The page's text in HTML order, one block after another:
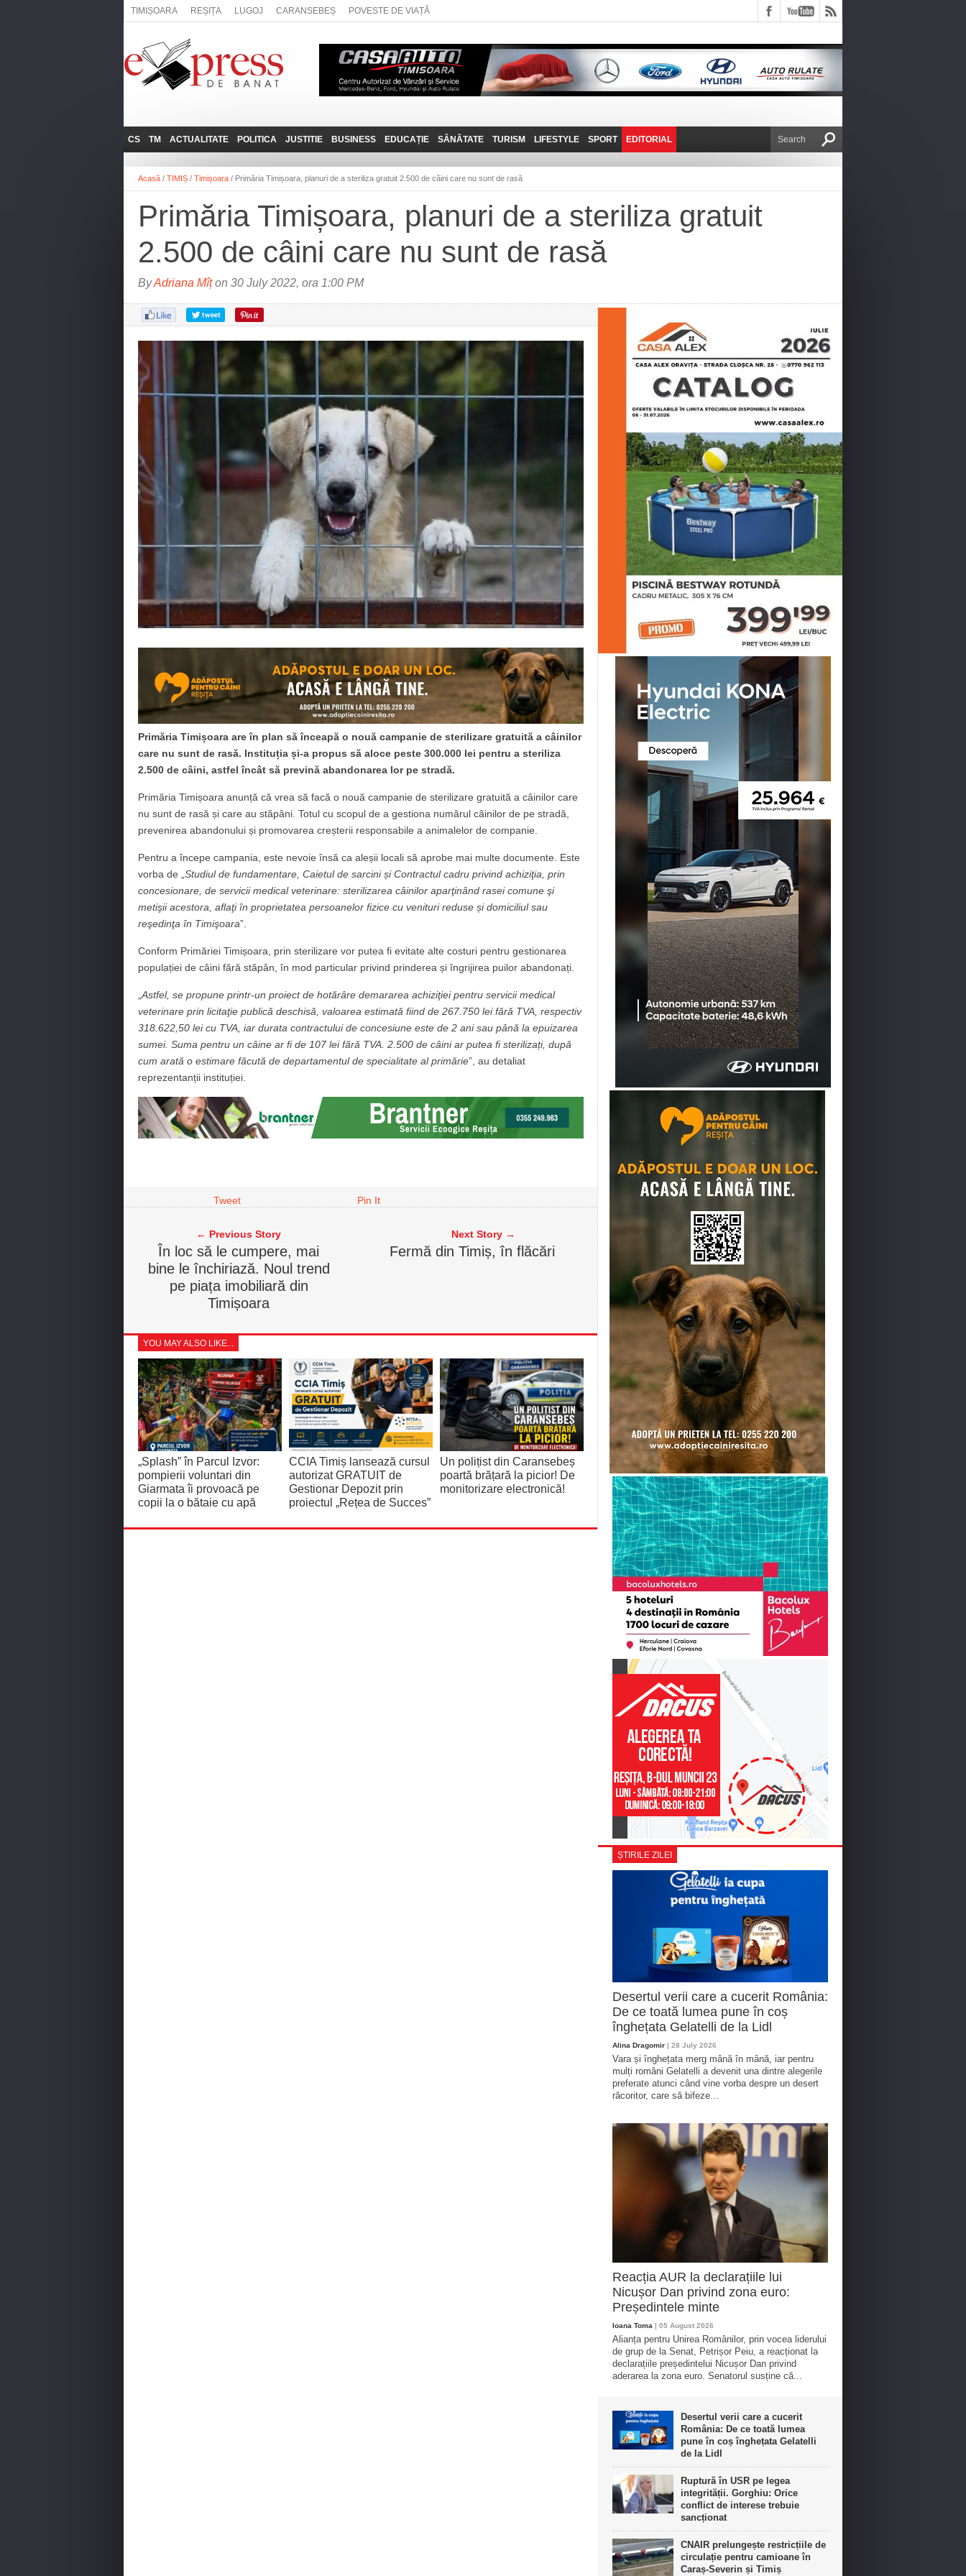
TIMIȘOARA REȘIȚA LUGOJ CARANSEBEȘ POVESTE DE VIAȚĂ
CS
REȘIȚA
CARANSEBEȘ
ANINA
BOCŞA
ORAVIȚA
OȚELU ROŞU
TM
LUGOJ
TIMIȘOARA
ACTUALITATE
ADMINISTRATIE
NAȚIONAL
SOCIAL
POLITICA
EXPRESSLIVE
INTERVIURILE
JUSTITIE BUSINESS
JOB-URI
TEHNIT
EDUCAȚIE SĂNĂTATE TURISM
PRIN MUNȚII
BANATULUI
FANTASTICUL BANAT
TRAVEL VLOG
LIFESTYLE
POVESTE DE VIAȚĂ
SPORT EDITORIAL
DE VICTOR NAFIRU
Acasă / TIMIȘ / Timișoara / Primăria Timișoara, planuri de a steriliza gratuit 2.500 de câini care nu sunt de rasă
Primăria Timișoara, planuri de a steriliza gratuit
2.500 de câini care nu sunt de rasă
ByAdriana Mîțon 30 July 2022, ora 1:00 PM
Primăria Timișoara are în plan să înceapă o nouă campanie de sterilizare gratuită a câinilor
care nu sunt de rasă. Instituția și-a propus să aloce peste 300.000 lei pentru a steriliza
2.500 de câini, astfel încât să prevină abandonarea lor pe stradă.
Primăria Timișoara anunță că vrea să facă o nouă campanie de sterilizare gratuită a câinilor care
nu sunt de rasă și care au stăpâni. Totul cu scopul de a gestiona numărul câinilor de pe stradă,
prevenirea abandonului și promovarea creșterii responsabile a animalelor de companie.
Pentru a începe campania, este nevoie însă ca aleșii locali să aprobe mai multe documente. Este
vorba de „ Studiul de fundamentare, Caietul de sarcini și Contractul cadru privind achiziţia, prin
concesionare, de servicii medical veterinare: sterilizarea câinilor aparţinând rasei comune şi
metişii acestora, aflaţi în proprietatea persoanelor fizice cu venituri reduse și domiciliul sau
reşedinţa în Timişoara”.
Conform Primăriei Timișoara, prin sterilizare vor putea fi evitate alte costuri pentru gestionarea
populației de câini fără stăpân, în mod particular privind prinderea și îngrijirea puilor abandonați.
Astfel, se propune printr-un proiect de hotărâre demararea achiziţiei pentru servicii medical
veterinare prin licitaţie publică deschisă, valoarea estimată fiind de 267.750 lei fără TVA, respectiv
318.622,50 lei cu TVA, iar durata contractului de concesiune este de 2 ani sau până la epuizarea
sumei. Suma pentru un câine ar fi de 107 lei fără TVA. 2.500 de câini ar putea fi sterilizați, după
cum arată o estimare făcută de departamentul de specialitate al primărie”, au detaliat
reprezentanții instituției.
Tweet Pin It
← Previous Story
În loc să le cumpere, mai
bine le închiriază. Noul trend
pe piața imobiliară din
Timișoara
Next Story →
Fermă din Timiș, în flăcări
YOU MAY ALSO LIKE...
„Splash” în Parcul Izvor:
pompierii voluntari din
Giarmata îi provoacă pe
copii la o bătaie cu apă
CCIA Timiș lansează cursul
autorizat GRATUIT de
Gestionar Depozit prin
proiectul „Rețea de Succes”
Un polițist din Caransebeș
poartă brățară la picior! De
monitorizare electronică!
ȘTIRILE ZILEI
Desertul verii care a cucerit România:
De ce toată lumea pune în coș
înghețata Gelatelli de la Lidl
Alina Dragomir | 28 July 2026
Vara și înghețata merg mână în mână, iar pentru
mulți români Gelatelli a devenit una dintre alegerile
preferate atunci când vine vorba despre un desert
răcoritor, care să bifeze...
Reacția AUR la declarațiile lui
Nicușor Dan privind zona euro:
Președintele minte
Ioana Toma | 05 August 2026
Alianța pentru Unirea Românilor, prin vocea liderului
de grup de la Senat, Petrișor Peiu, a reacționat la
declarațiile președintelui Nicușor Dan privind
aderarea la zona euro. Senatorul susține că...
Desertul verii care a cucerit
România: De ce toată lumea
pune în coș înghețata Gelatelli
de la Lidl
Ruptură în USR pe legea
integrității. Gorghiu: Orice
conflict de interese trebuie
sancționat
CNAIR prelungește restricțiile de
circulație pentru camioane în
Caraș-Severin și Timiș